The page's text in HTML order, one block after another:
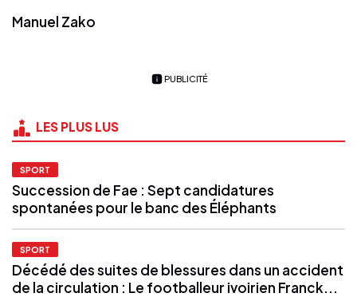
Manuel Zako
PUBLICITÉ
LES PLUS LUS
SPORT
Succession de Fae : Sept candidatures
spontanées pour le banc des Éléphants
SPORT
Décédé des suites de blessures dans un accident
de la circulation : Le footballeur ivoirien Franck...